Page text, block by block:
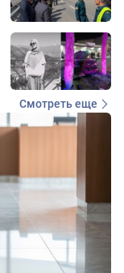
Смотреть еще